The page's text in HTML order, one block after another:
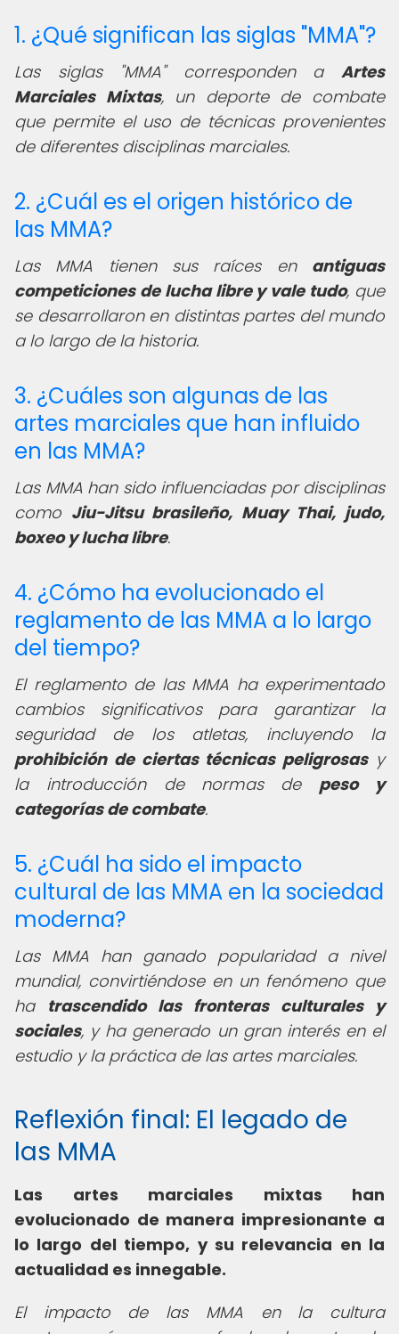
1. ¿Qué significan las siglas "MMA"?
Las siglas "MMA" corresponden a Artes
Marciales Mixtas, un deporte de combate
que permite el uso de técnicas provenientes
de diferentes disciplinas marciales.
2. ¿Cuál es el origen histórico de
las MMA?
Las MMA tienen sus raíces en antiguas
competiciones de lucha libre y vale tudo, que
se desarrollaron en distintas partes del mundo
a lo largo de la historia.
3. ¿Cuáles son algunas de las
artes marciales que han influido
en las MMA?
Las MMA han sido influenciadas por disciplinas
como Jiu-Jitsu brasileño, Muay Thai, judo,
boxeo y lucha libre.
4. ¿Cómo ha evolucionado el
reglamento de las MMA a lo largo
del tiempo?
El reglamento de las MMA ha experimentado
cambios significativos para garantizar la
seguridad de los atletas, incluyendo la
prohibición de ciertas técnicas peligrosasy
la introducción de normas de peso y
categorías de combate.
5. ¿Cuál ha sido el impacto
cultural de las MMA en la sociedad
moderna?
Las MMA han ganado popularidad a nivel
mundial, convirtiéndose en un fenómeno que
ha trascendido las fronteras culturales y
sociales, y ha generado un gran interés en el
estudio y la práctica de las artes marciales.
Reflexión final: El legado de
las MMA
Las artes marciales mixtas han
evolucionado de manera impresionante a
lo largo del tiempo, y su relevancia en la
actualidad es innegable.
El impacto de las MMA en la cultura